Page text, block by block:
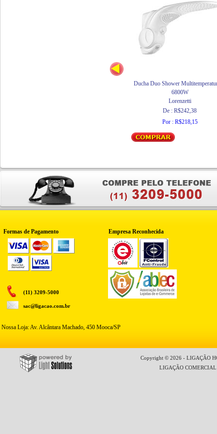
Ducha Duo Shower
6800W
Lorenzetti
De : R$242,38
Por : R$218,15
Formas de Pagamento Empresa Reconhecida
(11) 3209-5000
sac@ligacao.com.br
Nossa Loja: Av. Alcântara Machado, 450 Mooca/SP
Copyright © 2026 - LIGAÇÃO
LIGAÇÃO